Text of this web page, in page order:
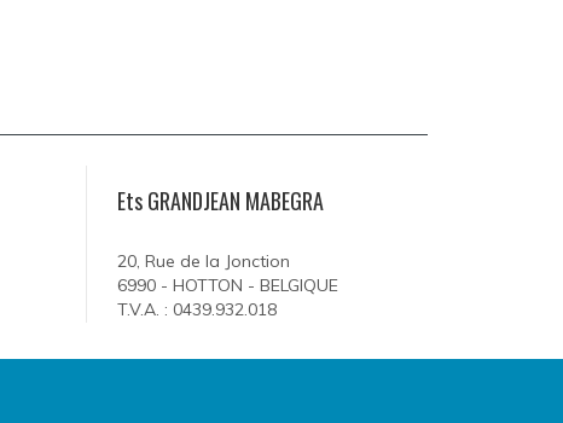
Ets GRANDJEAN MABEGRA
20, Rue de la Jonction
6990 - HOTTON - BELGIQUE
T.V.A. : 0439.932.018